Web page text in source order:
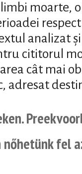
moarte,
analizat
cititorul
cât mai
adresat
nőhetünk fel